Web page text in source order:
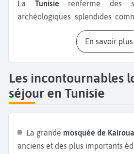
La Tunisie renferme des
archéologiques splendides
archéologique parmi les mieux
à une centaine de kilomètres de
surnommée « le
superficie d'environ 5 000
recommandons aussi une balade
l’Amphithéâtre d’El Jemprès de
grands de l’empire romain,
En savoir plus
Les incontournables
séjour en Tunisie
La grande mosquée de
anciens et des plus importants